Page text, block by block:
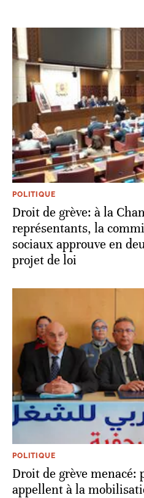
POLITIQUE
Droit de grève: à la
représentants, la
sociaux approuve en
projet de loi
POLITIQUE
Droit de grève
appellent à la